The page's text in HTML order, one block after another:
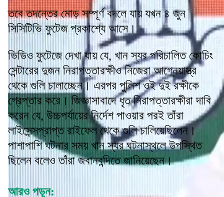
তবে তদন্তের মোড় সম্পূর্ণ বদলে যায় যখন ৪ জুন
সিসিটিভি ফুটেজ প্রকাশ্যে আসে।
ভিডিও ফুটেজে দেখা যায় যে, খান স্যর পরিচালিত কোচিং
সেন্টারের দুজন নিরাপত্তারক্ষীও নিজেরা আগ্নেয়াস্ত্র
থেকে গুলি চালাচ্ছেন। এরপর পুলিশ ওই দুই রক্ষীকে
গ্রেপ্তার করে। জিজ্ঞাসাবাদে ধৃত নিরাপত্তারক্ষীরা দাবি
করেন যে, উচ্চপর্যায়ের নির্দেশ পাওয়ার পরই তাঁরা
লাইসেন্সপ্রাপ্ত রাইফেল থেকে গুলি চালিয়েছিলেন।
পাশাপাশি ঘটনার সময় খান স্যর ঘটনাস্থলে উপস্থিত
ছিলেন বলেও তাঁরা জবানবন্দিতে জানিয়েছেন।
আরও পড়ুন: